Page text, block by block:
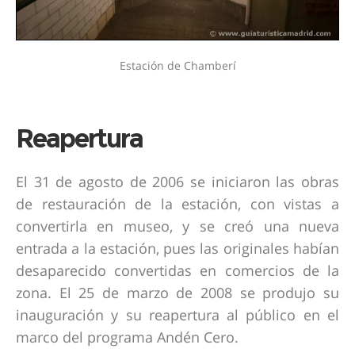
Estación de Chamberí
Reapertura
El 31 de agosto de 2006 se iniciaron las obras
de restauración de la estación, con vistas a
convertirla en museo, y se creó una nueva
entrada a la estación, pues las originales habían
desaparecido convertidas en comercios de la
zona. El 25 de marzo de 2008 se produjo su
inauguración y su reapertura al público en el
marco del programa Andén Cero.